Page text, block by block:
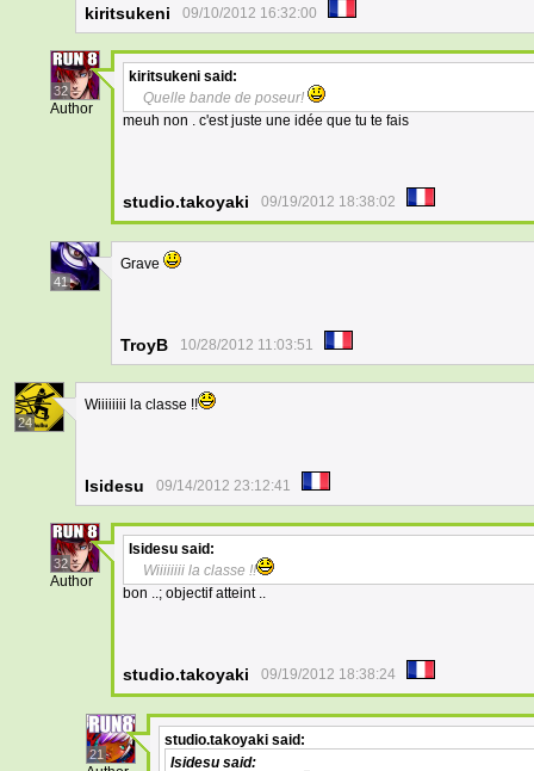
kiritsukeni 09/10/2012 16:32:00
32
Author
kiritsukeni said:
Quelle bande de poseur!
meuh non . c'est juste une idée que tu te fais
studio.takoyaki 09/19/2012 18:38:02
41
Grave
TroyB 10/28/2012 11:03:51
24
Wiiiiiiii la classe !!
Isidesu 09/14/2012 23:12:41
32
Author
Isidesu said:
Wiiiiiiii la classe !!
bon ..; objectif atteint ..
studio.takoyaki 09/19/2012 18:38:24
21
studio.takoyaki said:
Isidesu said: